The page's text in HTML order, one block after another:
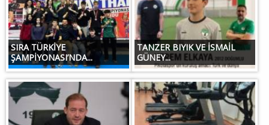
SIRA TÜRKİYE
ŞAMPİYONASI’NDA...
TANZER BIYIK VE İSMAİL
GÜNEY...